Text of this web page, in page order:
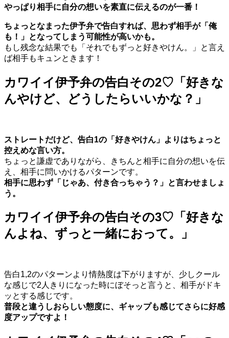
やっぱり相手に自分の想いを素直に伝えるのが一番！
ちょっとなまった伊予弁で告白すれば、思わず相手が「俺
も！」となってしまう可能性が高いかも。
もし残念な結果でも「それでもずっと好きやけん。」と言え
ば相手もキュンときます！
カワイイ伊予弁の告白その2♡「好きな
んやけど、どうしたらいいかな？」
ストレートだけど、告白1の「好きやけん」よりはちょっと
控えめな言い方。
ちょっと謙虚でありながら、きちんと相手に自分の想いを伝
え、相手に問いかけるパターンです。
相手に思わず「じゃあ、付き合っちゃう？」と言わせましょ
う。
カワイイ伊予弁の告白その3♡「好きな
んよね、ずっと一緒におって。」
告白1,2のパターンより情熱度は下がりますが、少しクール
な感じで2人きりになった時にぼそっと言うと、相手がドキ
ッとする感じです。
普段と違うしおらしい態度に、ギャップも感じてさらに好感
度アップですよ！